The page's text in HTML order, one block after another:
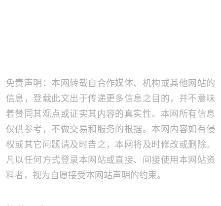
免责声明：本网转载自合作媒体、机构或其他网站的
信息，登载此文出于传递更多信息之目的，并不意味
着赞同其观点或证实其内容的真实性。本网所有信息
仅供参考，不做交易和服务的根据。本网内容如有侵
权或其它问题请及时告之，本网将及时修改或删除。
凡以任何方式登录本网站或直接、间接使用本网站资
料者，视为自愿接受本网站声明的约束。